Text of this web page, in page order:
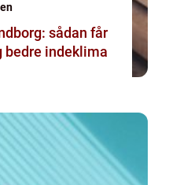
sådan får
bedre indeklima